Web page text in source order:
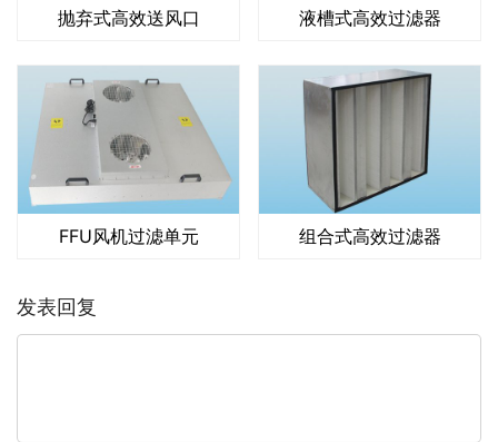
抛弃式高效送风口 液槽式高效过滤器
FFU风机过滤单元 组合式高效过滤器
发表回复